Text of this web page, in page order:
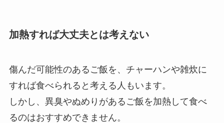
加熱すれば大丈夫とは考えない
傷んだ可能性のあるご飯を、チャーハンや雑炊に
すれば食べられると考える人もいます。
しかし、異臭やぬめりがあるご飯を加熱して食べ
るのはおすすめできません。